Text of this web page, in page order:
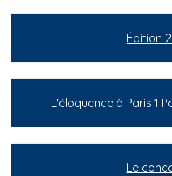
Édition
L'éloquence à Paris 1
Le